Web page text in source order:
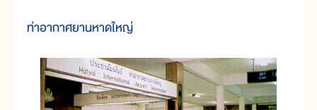
ท่าอากาศยานหาดใหญ่